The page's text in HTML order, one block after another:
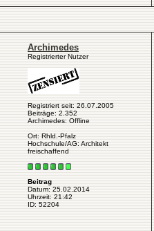
Archimedes
Registrierter Nutzer
Registriert seit: 26.07.2005
Beiträge: 2.352
Archimedes: Offline
Ort: Rhld.-Pfalz
Hochschule/AG: Architekt
freischaffend
Beitrag
Datum: 25.02.2014
Uhrzeit: 21:42
ID: 52204